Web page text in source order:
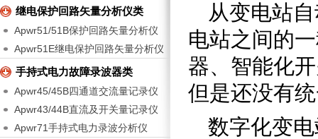
继电保护回路矢量分析仪类
Apwr51/51B保护回路矢量分析仪
Apwr51E继电保护回路矢量分析仪
手持式电力故障录波器类
Apwr45/45B四通道交流量记录仪
Apwr43/44B直流及开关量记录仪
Apwr71手持式电力录波分析仪
从变电站
电站之间的
器、智能化
但是还没有
数字化变